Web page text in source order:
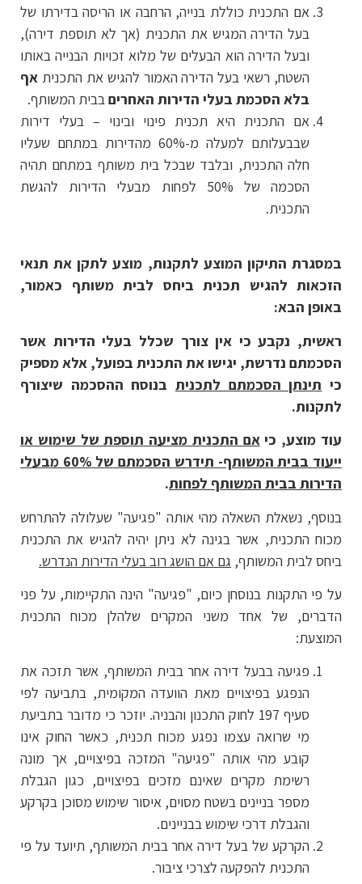
אם התכנית כוללת בנייה, הרחבה או הריסה בדירתו של
בעל הדירה המגיש את התכנית (אך לא תוספת דירה),
ובעל הדירה הוא הבעלים של מלוא זכויות הבנייה באותו
השטח, רשאי בעל הדירה האמור להגיש את התכנית אף
בלא הסכמת בעלי הדירות האחריםבבית המשותף.
אם התכנית היא תכנית פינוי ובינוי – בעלי דירות
שבבעלותם למעלה מ-60% מהדירות במתחם שעליו
חלה התכנית, ובלבד שבכל בית משותף במתחם תהיה
הסכמה של 50% לפחות מבעלי הדירות להגשת
התכנית.
במסגרת התיקון המוצע לתקנות, מוצע לתקן את תנאי
הזכאות להגיש תכנית ביחס לבית משותף כאמור,
באופן הבא:
ראשית, נקבע כי אין צורך שכלל בעלי הדירות אשר
הסכמתם נדרשת, יגישו את התכנית בפועל, אלא מספיק
כי תינתן הסכמתם לתכנית בנוסח ההסכמה שיצורף
לתקנות.
עוד מוצע, כיאם התכנית מציעה תוספת של שימוש או
ייעוד בבית המשותף- תידרש הסכמתם של 60% מבעלי
הדירות בבית המשותף לפחות.
בנוסף, נשאלת השאלה מהי אותה "פגיעה" שעלולה להתרחש
מכוח התכנית, אשר בגינה לא ניתן יהיה להגיש את התכנית
ביחס לבית המשותף, גם אם הושג רוב בעלי הדירות הנדרש.
על פי התקנות בנוסחן כיום, "פגיעה" הינה התקיימות, על פני
הדברים, של אחד משני המקרים שלהלן מכוח התכנית
המוצעת:
פגיעה בבעל דירה אחר בבית המשותף, אשר תזכה את
הנפגע בפיצויים מאת הוועדה המקומית, בתביעה לפי
סעיף 197 לחוק התכנון והבניה. יוזכר כי מדובר בתביעת
מי שרואה עצמו נפגע מכוח תכנית, כאשר החוק אינו
קובע מהי אותה "פגיעה" המזכה בפיצויים, אך מונה
רשימת מקרים שאינם מזכים בפיצויים, כגון הגבלת
מספר בניינים בשטח מסוים, איסור שימוש מסוכן בקרקע
והגבלת דרכי שימוש בבניינים.
הקרקע של בעל דירה אחר בבית המשותף, תיועד על פי
התכנית להפקעה לצרכי ציבור.